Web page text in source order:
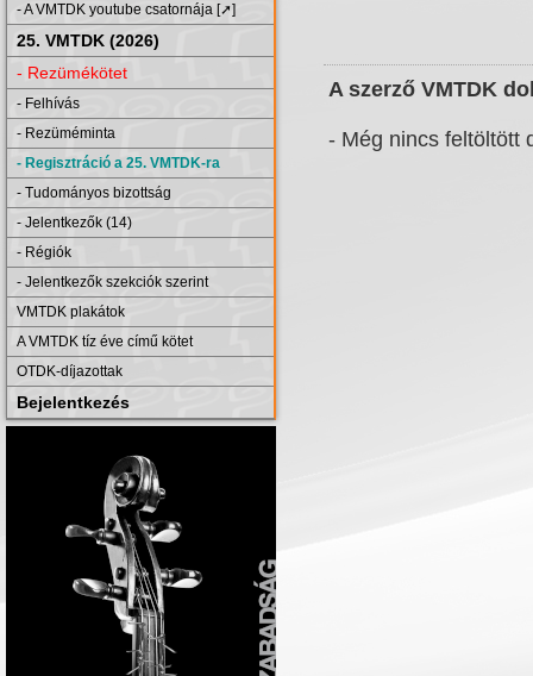
- A VMTDK youtube csatornája [➚]
25. VMTDK (2026)
- Rezümékötet
- Felhívás
- Rezüméminta
- Regisztráció a 25. VMTDK-ra
- Tudományos bizottság
- Jelentkezők (14)
- Régiók
- Jelentkezők szekciók szerint
VMTDK plakátok
A VMTDK tíz éve című kötet
OTDK-díjazottak
Bejelentkezés
A szerző VMTDK
- Még nincs feltöltött